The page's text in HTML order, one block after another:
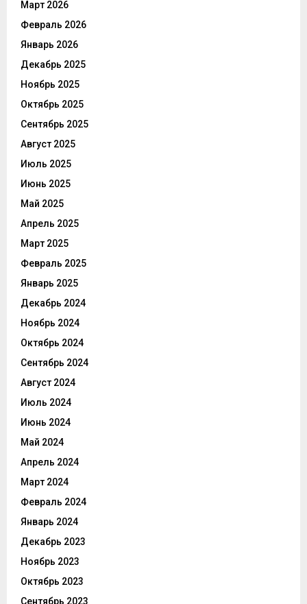
Март 2026
Февраль 2026
Январь 2026
Декабрь 2025
Ноябрь 2025
Октябрь 2025
Сентябрь 2025
Август 2025
Июль 2025
Июнь 2025
Май 2025
Апрель 2025
Март 2025
Февраль 2025
Январь 2025
Декабрь 2024
Ноябрь 2024
Октябрь 2024
Сентябрь 2024
Август 2024
Июль 2024
Июнь 2024
Май 2024
Апрель 2024
Март 2024
Февраль 2024
Январь 2024
Декабрь 2023
Ноябрь 2023
Октябрь 2023
Сентябрь 2023